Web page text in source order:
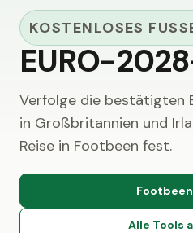
KOSTENLOSES
EURO-
Verfolge die bestätigten
in Großbritannien und
Reise in Footbeen fest.
Alle Tools